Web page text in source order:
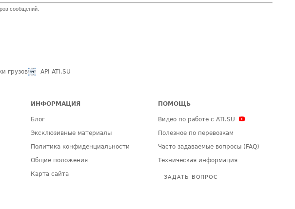
сообщений.
грузов API ATI.SU
ИНФОРМАЦИЯ
Блог
Эксклюзивные материалы
Политика конфиденциальности
Общие положения
Карта сайта
ПОМОЩЬ
Видео по работе с ATI.SU
Полезное по перевозкам
Часто задаваемые вопросы (FAQ)
Техническая информация
ЗАДАТЬ ВОПРОС